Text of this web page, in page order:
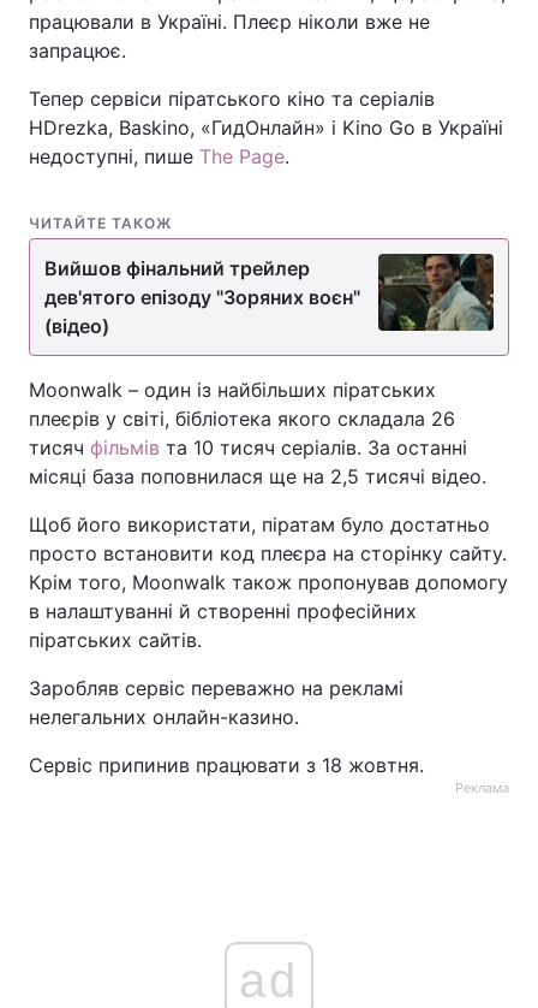
працювали в Україні. Плеєр ніколи вже не
запрацює.
Тепер сервіси піратського кіно та серіалів
HDrezka, Baskino, «ГидОнлайн» і Kino Go в Україні
недоступні, пише The Page.
ЧИТАЙТЕ ТАКОЖ
Вийшов фінальний трейлер
дев'ятого епізоду "Зоряних воєн"
(відео)
Moonwalk – один із найбільших піратських
плеєрів у світі, бібліотека якого складала 26
тисяч фільмів та 10 тисяч серіалів. За останні
місяці база поповнилася ще на 2,5 тисячі відео.
Щоб його використати, піратам було достатньо
просто встановити код плеєра на сторінку сайту.
Крім того, Moonwalk також пропонував допомогу
в налаштуванні й створенні професійних
піратських сайтів.
Заробляв сервіс переважно на рекламі
нелегальних онлайн-казино.
Сервіс припинив працювати з 18 жовтня.
Реклама
ad